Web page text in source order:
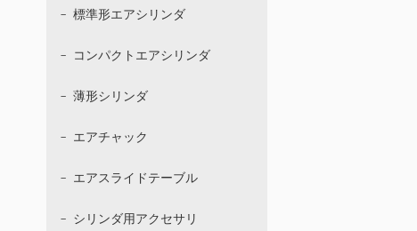
標準形エアシリンダ
コンパクトエアシリンダ
薄形シリンダ
エアチャック
エアスライドテーブル
シリンダ用アクセサリ